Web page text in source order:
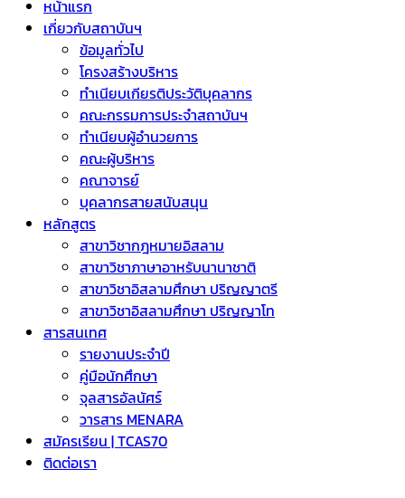
หน้าแรก
เกี่ยวกับสถาบันฯ
ข้อมูลทั่วไป
โครงสร้างบริหาร
ทำเนียบเกียรติประวัติบุคลากร
คณะกรรมการประจำสถาบันฯ
ทำเนียบผู้อำนวยการ
คณะผู้บริหาร
คณาจารย์
บุคลากรสายสนับสนุน
หลักสูตร
สาขาวิชากฎหมายอิสลาม
สาขาวิชาภาษาอาหรับนานาชาติ
สาขาวิชาอิสลามศึกษา ปริญญาตรี
สาขาวิชาอิสลามศึกษา ปริญญาโท
สารสนเทศ
รายงานประจำปี
คู่มือนักศึกษา
จุลสารอัลนัศร์
วารสาร MENARA
สมัครเรียน | TCAS70
ติดต่อเรา